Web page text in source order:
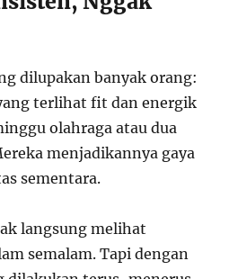
dilupakan banyak orang:
terlihat fit dan energik
olahraga atau dua
menjadikannya gaya
sementara.
langsung melihat
semalam. Tapi dengan